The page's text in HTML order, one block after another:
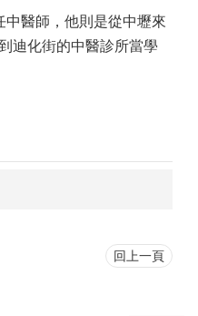
醫師，他則是從中壢來
迪化街的中醫診所當學
回上一頁